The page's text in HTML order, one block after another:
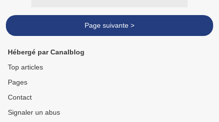
Page suivante >
Hébergé par Canalblog
Top articles
Pages
Contact
Signaler un abus